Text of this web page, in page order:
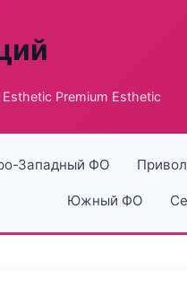
Esthetic Premium Esthetic
Западный ФО
Южный ФО